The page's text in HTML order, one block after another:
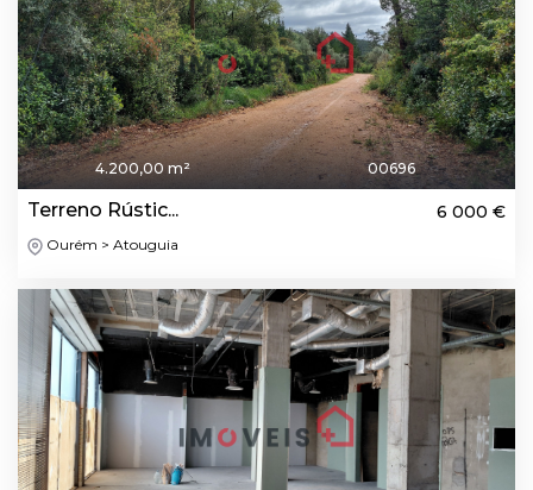
4.200,00 m² 00696
Terreno Rústic... 6 000 €
Ourém > Atouguia